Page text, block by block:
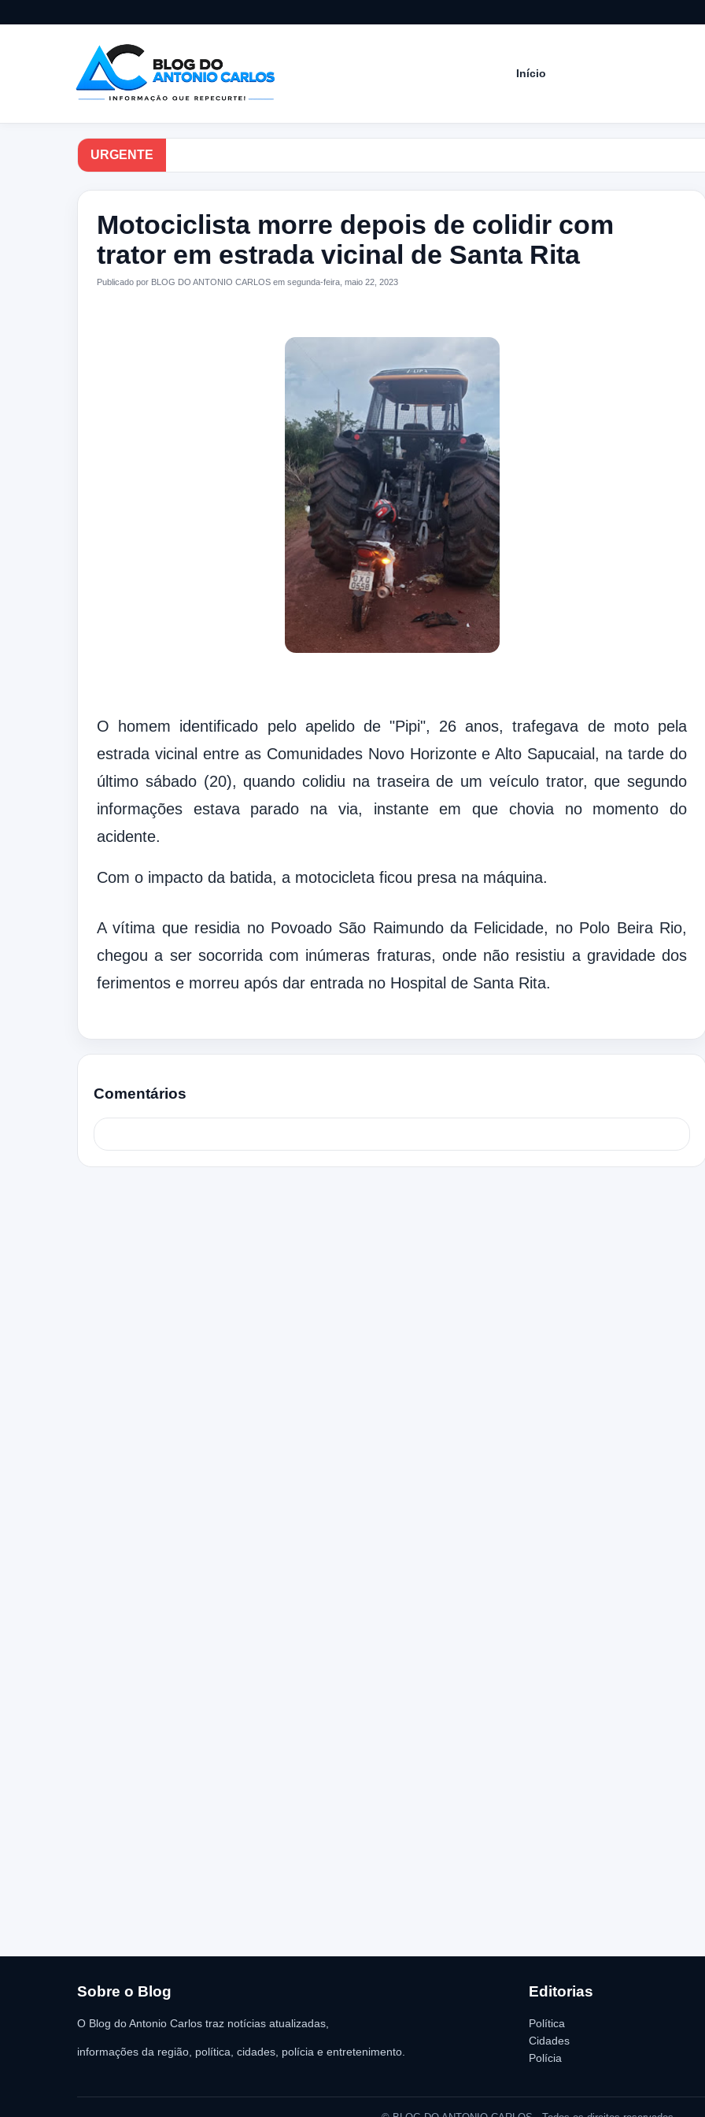
Início
URGENTE
Motociclista morre depois de colidir com
trator em estrada vicinal de Santa Rita
Publicado por BLOG DO ANTONIO CARLOS em segunda-feira, maio 22, 2023
O homem identificado pelo apelido de "Pipi", 26 anos, trafegava de moto pela
estrada vicinal entre as Comunidades Novo Horizonte e Alto Sapucaial, na tarde do
último sábado (20), quando colidiu na traseira de um veículo trator, que segundo
informações estava parado na via, instante em que chovia no momento do
acidente.
Com o impacto da batida, a motocicleta ficou presa na máquina.
A vítima que residia no Povoado São Raimundo da Felicidade, no Polo Beira Rio,
chegou a ser socorrida com inúmeras fraturas, onde não resistiu a gravidade dos
ferimentos e morreu após dar entrada no Hospital de Santa Rita.
Comentários
Sobre o Blog
O Blog do Antonio Carlos traz notícias atualizadas,
informações da região, política, cidades, polícia e entretenimento.
Editorias
Política
Cidades
Polícia